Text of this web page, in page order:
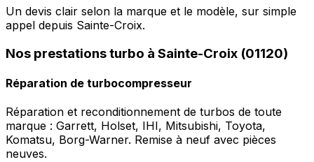
Un devis clair selon la marque et le modèle, sur simple
appel depuis Sainte-Croix.
Nos prestations turbo à Sainte-Croix (01120)
Réparation de turbocompresseur
Réparation et reconditionnement de turbos de toute
marque : Garrett, Holset, IHI, Mitsubishi, Toyota,
Komatsu, Borg-Warner. Remise à neuf avec pièces
neuves.